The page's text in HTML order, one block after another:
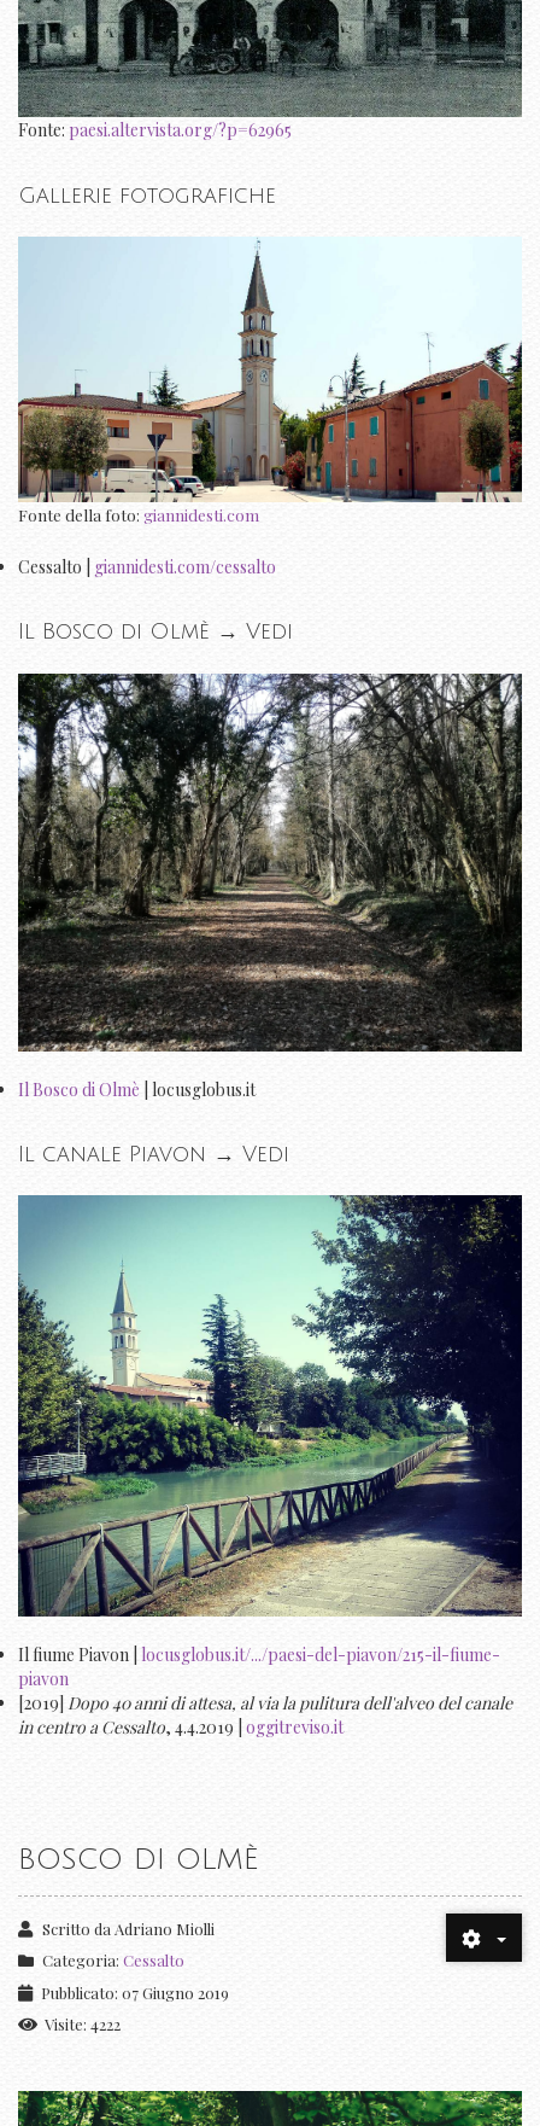
Fonte: paesi.altervista.org/?p=62965
Gallerie fotografiche
Fonte della foto: giannidesti.com
Cessalto | giannidesti.com/cessalto
Il Bosco di Olmè → Vedi
Il Bosco di Olmè | locusglobus.it
Il canale Piavon → Vedi
Il fiume Piavon | locusglobus.it/.../paesi-del-piavon/215-il-fiume-
piavon
[2019] Dopo 40 anni di attesa, al via la pulitura dell'alveo del canale
in centro a Cessalto, 4.4.2019 | oggitreviso.it
BOSCO DI OLMÈ
Scritto daAdriano Miolli
Categoria: Cessalto
Pubblicato: 07 Giugno 2019
Visite: 4222